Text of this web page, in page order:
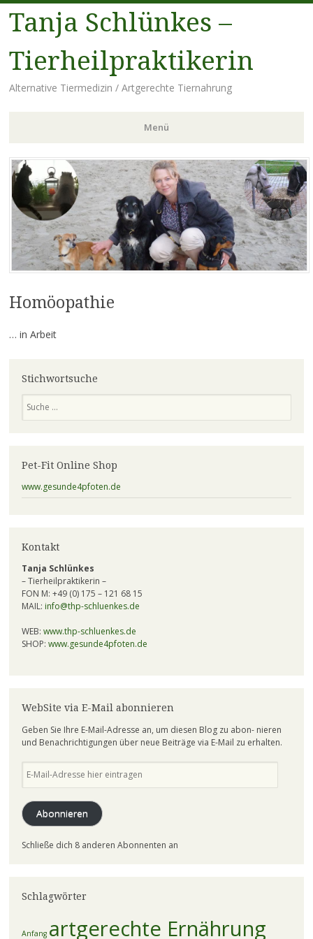
Tanja Schlünkes –
Tierheilpraktikerin
Alternative Tiermedizin / Artgerechte Tiernahrung
Menü
Zum
Inhalt
springen
Homöopathie
… in Arbeit
Stichwortsuche
Pet-Fit Online Shop
www.gesunde4pfoten.de
Kontakt
Tanja Schlünkes
– Tierheilpraktikerin –
FON M: +49 (0) 175 – 121 68 15
MAIL: info@thp-schluenkes.de
WEB: www.thp-schluenkes.de
SHOP: www.gesunde4pfoten.de
WebSite via E-Mail abonnieren
Geben Sie Ihre E-Mail-Adresse an, um diesen Blog zu abon- nieren
und Benachrichtigungen über neue Beiträge via E-Mail zu erhalten.
Mail-
hier
eintragen
Abonnieren
Schließe dich 8 anderen Abonnenten an
Schlagwörter
Anfang artgerechte Ernährung